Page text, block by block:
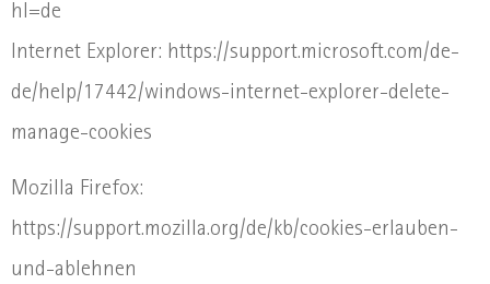
hl=de
Internet Explorer: https://support.microsoft.com/de-
de/help/17442/windows-internet-explorer-delete-
manage-cookies
Mozilla Firefox:
https://support.mozilla.org/de/kb/cookies-erlauben-
und-ablehnen